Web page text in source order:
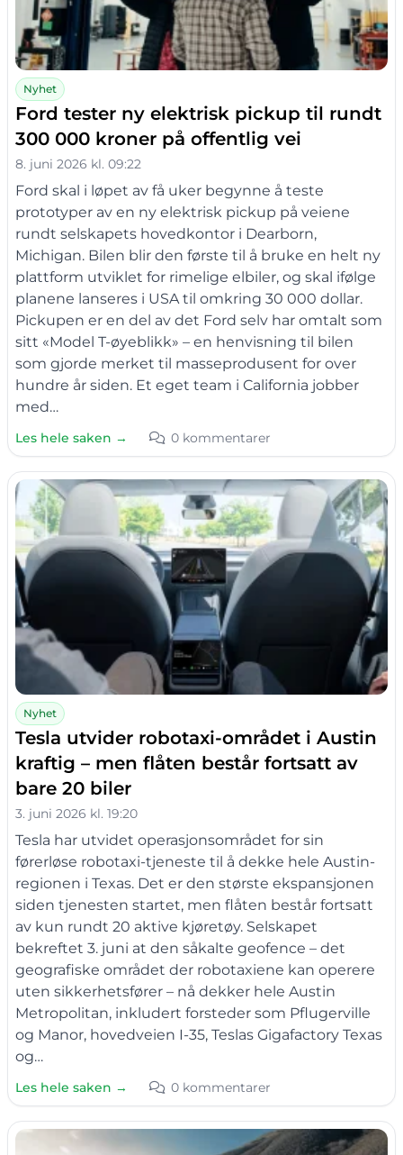
Nyhet
Ford tester ny elektrisk pickup til rundt
300 000 kroner på offentlig vei
8. juni 2026 kl. 09:22
Ford skal i løpet av få uker begynne å teste
prototyper av en ny elektrisk pickup på veiene
rundt selskapets hovedkontor i Dearborn,
Michigan. Bilen blir den første til å bruke en helt ny
plattform utviklet for rimelige elbiler, og skal ifølge
planene lanseres i USA til omkring 30 000 dollar.
Pickupen er en del av det Ford selv har omtalt som
sitt «Model T-øyeblikk» – en henvisning til bilen
som gjorde merket til masseprodusent for over
hundre år siden. Et eget team i California jobber
med…
Les hele saken → 0 kommentarer
Nyhet
Tesla utvider robotaxi-området i Austin
kraftig – men flåten består fortsatt av
bare 20 biler
3. juni 2026 kl. 19:20
Tesla har utvidet operasjonsområdet for sin
førerløse robotaxi-tjeneste til å dekke hele Austin-
regionen i Texas. Det er den største ekspansjonen
siden tjenesten startet, men flåten består fortsatt
av kun rundt 20 aktive kjøretøy. Selskapet
bekreftet 3. juni at den såkalte geofence – det
geografiske området der robotaxiene kan operere
uten sikkerhetsfører – nå dekker hele Austin
Metropolitan, inkludert forsteder som Pflugerville
og Manor, hovedveien I-35, Teslas Gigafactory Texas
og…
Les hele saken → 0 kommentarer